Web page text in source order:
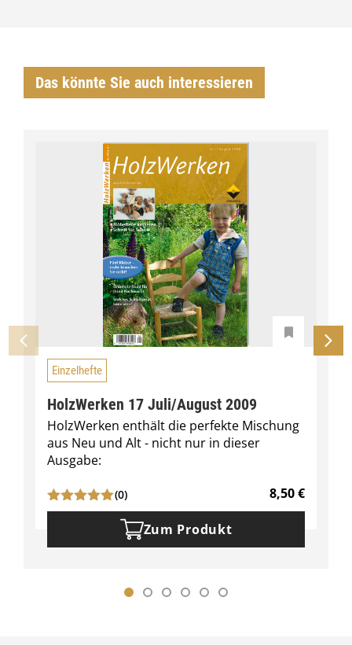
Das könnte Sie auch interessieren
Einzelhefte
HolzWerken 17 Juli/August 2009
HolzWerken enthält die perfekte Mischung
aus Neu und Alt - nicht nur in dieser
Ausgabe:
(0) 8,50€
Zum Produkt